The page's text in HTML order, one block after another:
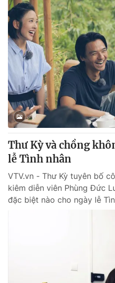
Thư Kỳ và chồng
lễ Tình nhân
VTV.vn - Thư Kỳ tuyên bố
kiêm diễn viên Phùng Đức
đặc biệt nào cho ngày lễ